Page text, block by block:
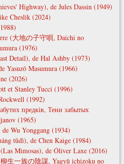
Highway), de Jules Dassin (1949)
Cheslik (2024)
(大地の子守唄, Daichi no
(1976)
Detail), de Hal Ashby (1973)
Yasuzō Masumura (1966)
(2026)
et Stanley Tucci (1996)
(1992)
предків, Тени забытых
(1965)
Wu Yonggang (1934)
tǔdì), de Chen Kaige (1984)
Mimosas), de Óliver Laxe (2016)
生一族の陰謀, Yagyū ichizoku no